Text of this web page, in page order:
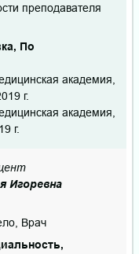
преподавателя
По
академия,
г.
академия,
г.
Игоревна
Врач